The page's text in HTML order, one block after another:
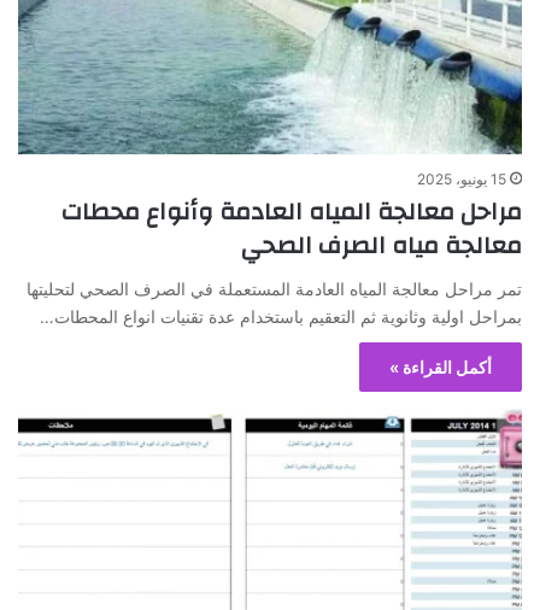
15 يونيو، 2025
مراحل معالجة المياه العادمة وأنواع محطات
معالجة مياه الصرف الصحي
تمر مراحل معالجة المياه العادمة المستعملة في الصرف الصحي لتحليتها
بمراحل اولية وثانوية ثم التعقيم باستخدام عدة تقنيات انواع المحطات…
أكمل القراءة »